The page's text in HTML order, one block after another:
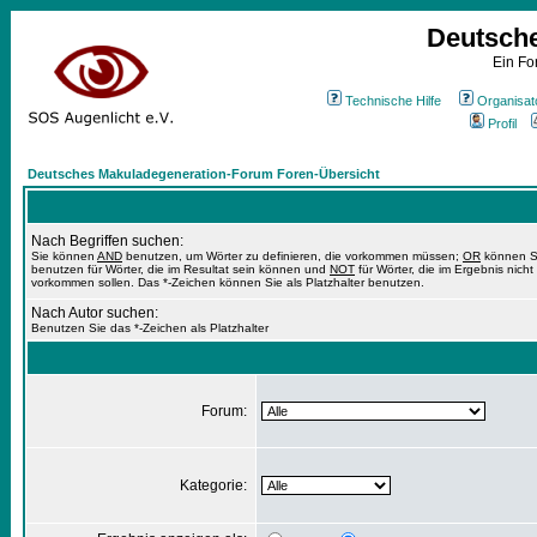
Ein
Technische Hilfe
Profil
Deutsches Makuladegeneration-Forum Foren-Übersicht
Nach Begriffen suchen:
Sie können AND benutzen, um Wörter zu definieren, die vorkommen müssen; OR können
benutzen für Wörter, die im Resultat sein können und NOT für Wörter, die im Ergebnis nicht
vorkommen sollen. Das *-Zeichen können Sie als Platzhalter benutzen.
Nach Autor suchen:
Benutzen Sie das *-Zeichen als Platzhalter
Forum:
Kategorie: